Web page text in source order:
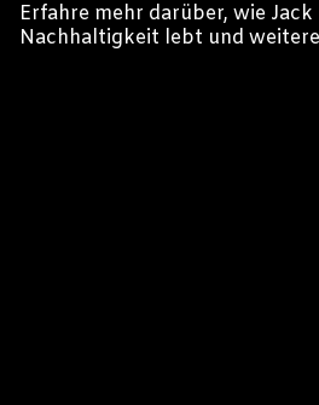
Erfahre mehr darüber, wie Jack
Nachhaltigkeit lebt und